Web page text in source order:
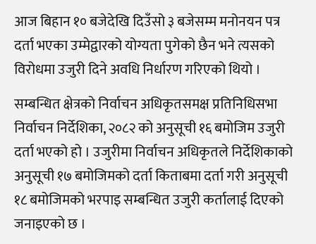
आज बिहान १० बजेदेखि दिउँसो ३ बजेसम्म मनोनयन पत्र
दर्ता भएका उम्मेद्वारको योग्यता पुगेको छैन भने त्यसको
विरोधमा उजुरी दिने अवधि निर्धारण गरिएको थियो ।
सम्बन्धित क्षेत्रको निर्वाचन अधिकृतसमक्ष प्रतिनिधिसभा
निर्वाचन निर्देशिका, २०८२ को अनुसूची १६ बमोजिम उजुरी
दर्ता भएको हो । उजुरीमा निर्वाचन अधिकृतले निर्देशिकाको
अनुसूची १७ बमोजिमको दर्ता किताबमा दर्ता गरी अनुसूची
१८ बमोजिमको भरपाइ सम्बन्धित उजुरी कर्तालाई दिएको
जनाइएको छ ।